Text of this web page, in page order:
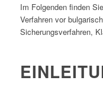
Im Folgenden finden
Verfahren vor
Sicherungsverfahren,